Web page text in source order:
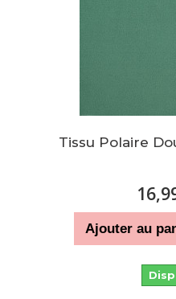
Tissu Polaire
Ajouter au